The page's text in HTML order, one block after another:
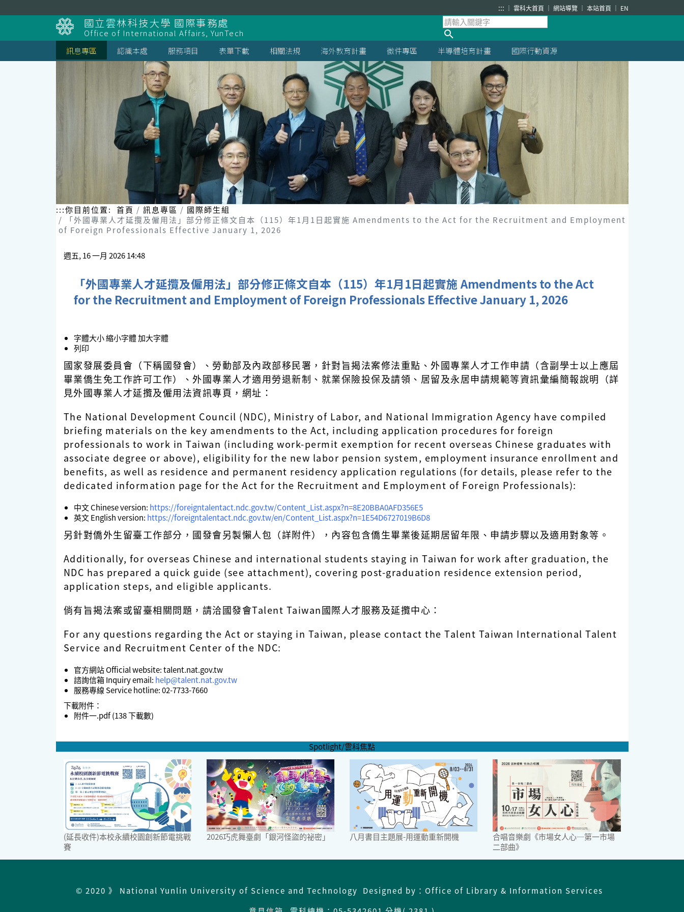
到
主
要
內
容
::: 雲科大首頁 網站導覽 本站首頁 EN
國立雲林科技大學 國際事務處
Office of International Affairs, YunTech
訊息專區
認識本處 服務項目 表單下載 相關法規 海外教育計畫 徵件專區 半導體培育計畫 國際行動資源
:::你目前位置: 首頁 訊息專區
國際師生組
「外國專業人才延攬及僱用法」部分修正條文自本（115）年1月1日起實施 Amendments to the Act for the Recruitment and Employment
of Foreign Professionals Effective January 1, 2026
週五, 16 一月 2026 14:48
「外國專業人才延攬及僱用法」部分修正條文自本（115）年1月1日起實施 Amendments to the Act
for the Recruitment and Employment of Foreign Professionals Effective January 1, 2026
字體大小縮小字體加大字體
列印
國家發展委員會（下稱國發會）、勞動部及內政部移民署，針對旨揭法案修法重點、外國專業人才工作申請（含副學士以上應屆
畢業僑生免工作許可工作）、外國專業人才適用勞退新制、就業保險投保及請領、居留及永居申請規範等資訊彙編簡報說明（詳
見外國專業人才延攬及僱用法資訊專頁，網址：
The National Development Council (NDC), Ministry of Labor, and National Immigration Agency have compiled
briefing materials on the key amendments to the Act, including application procedures for foreign
professionals to work in Taiwan (including work-permit exemption for recent overseas Chinese graduates with
associate degree or above), eligibility for the new labor pension system, employment insurance enrollment and
benefits, as well as residence and permanent residency application regulations (for details, please refer to the
dedicated information page for the Act for the Recruitment and Employment of Foreign Professionals):
中文 Chinese version: https://foreigntalentact.ndc.gov.tw/Content_List.aspx?n=8E20BBA0AFD356E5
英文 English version: https://foreigntalentact.ndc.gov.tw/en/Content_List.aspx?n=1E54D6727019B6D8
另針對僑外生留臺工作部分，國發會另製懶人包（詳附件），內容包含僑生畢業後延期居留年限、申請步驟以及適用對象等。
Additionally, for overseas Chinese and international students staying in Taiwan for work after graduation, the
NDC has prepared a quick guide (see attachment), covering post-graduation residence extension period,
application steps, and eligible applicants.
倘有旨揭法案或留臺相關問題，請洽國發會Talent Taiwan國際人才服務及延攬中心：
For any questions regarding the Act or staying in Taiwan, please contact the Talent Taiwan International Talent
Service and Recruitment Center of the NDC:
官方網站 Official website: talent.nat.gov.tw
諮詢信箱 Inquiry email: help@talent.nat.gov.tw
服務專線 Service hotline: 02-7733-7660
下載附件：
附件一.pdf (138 下載數)
Spotlight/雲科焦點
(延長收件)本校永續校園創新節電挑戰
賽
2026巧虎舞臺劇「銀河怪盜的祕密」 八月書目主題展-用運動重新開機
合唱音樂劇《市場女人心─第一市場
二部曲》
© 2020 》 National Yunlin University of Science and Technology Designed by：Office of Library & Information Services